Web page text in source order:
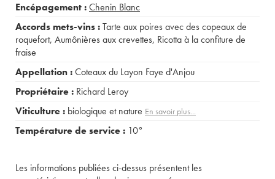
Encépagement :Chenin Blanc
Accords mets-vins :Tarte aux poires avec des copeaux de
roquefort, Aumônières aux crevettes, Ricotta à la confiture de
fraise
Appellation :Coteaux du Layon Faye d'Anjou
Propriétaire : Richard Leroy
Viticulture : biologique et nature En savoir plus...
Température de service : 10°
Les informations publiées ci-dessus présentent les